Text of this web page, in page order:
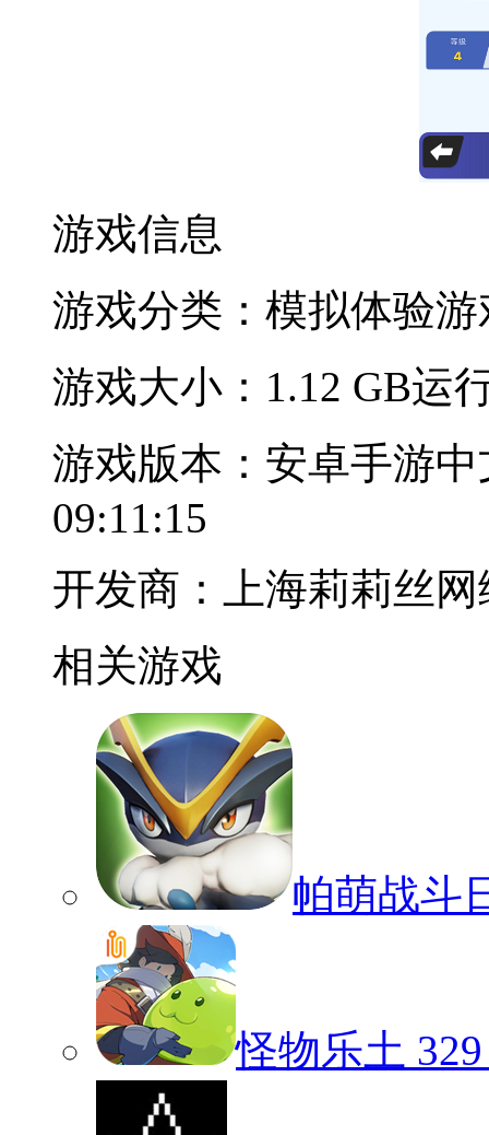
游戏信息
游戏分类：模拟体验游
游戏大小：1.12 GB运
游戏版本：安卓手游中
09:11:15
开发商：上海莉莉丝
相关游戏
帕萌战斗
怪物乐土